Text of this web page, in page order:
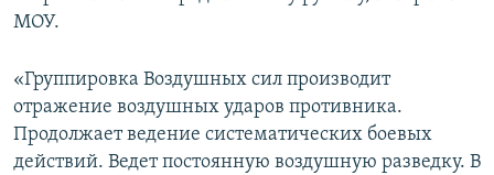
МОУ.
«Группировка Воздушных сил производит
отражение воздушных ударов противника.
Продолжает ведение систематических боевых
действий. Ведет постоянную воздушную разведку. В